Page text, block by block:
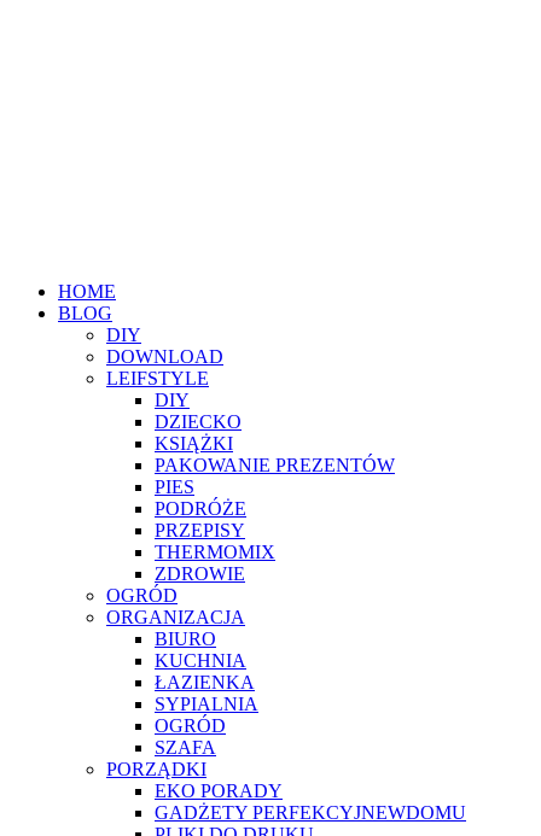
HOME
BLOG
DIY
DOWNLOAD
LEIFSTYLE
DIY
DZIECKO
KSIĄŻKI
PAKOWANIE PREZENTÓW
PIES
PODRÓŻE
PRZEPISY
THERMOMIX
ZDROWIE
OGRÓD
ORGANIZACJA
BIURO
KUCHNIA
ŁAZIENKA
SYPIALNIA
OGRÓD
SZAFA
PORZĄDKI
EKO PORADY
GADŻETY PERFEKCYJNEWDOMU